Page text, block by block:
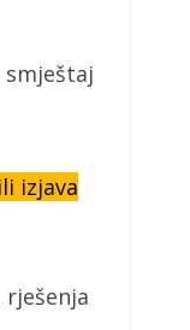
smještaj
izjava